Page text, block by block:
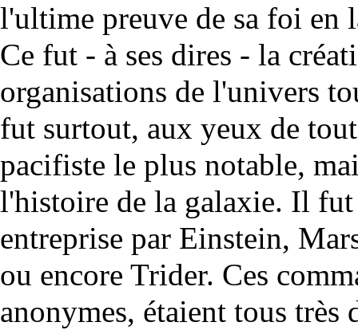
l'ultime preuve de sa foi en
Ce fut - à ses dires - la
organisations de l'univers
fut surtout, aux yeux de
pacifiste le plus notable,
l'histoire de la galaxie. Il
entreprise par Einstein,
ou encore Trider. Ces
anonymes, étaient tous